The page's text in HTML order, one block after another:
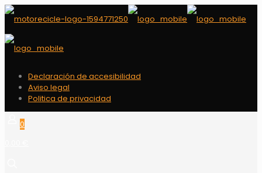
Declaración de accesibilidad
Aviso legal
Politica de privacidad
0